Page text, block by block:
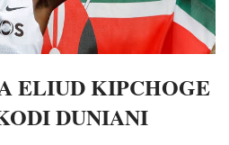
ELIUD KIPCHOGE
DUNIANI